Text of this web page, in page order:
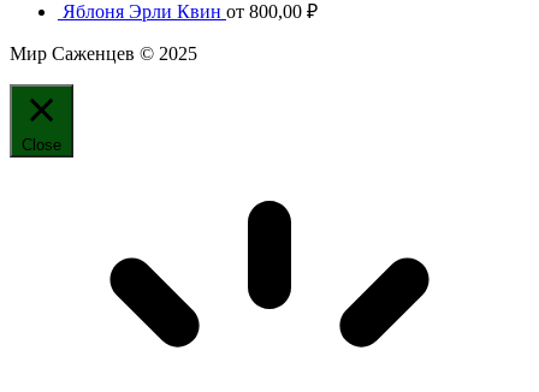
Яблоня Эрли Квин от 800,00 ₽
Мир Саженцев © 2025
Close